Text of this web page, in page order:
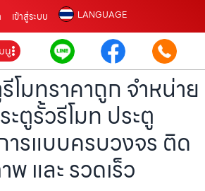
เข้าสู่ระบบ LANGUAGE
นู
โมทราคาถูก จำหน่าย
ตูรั้วรีโมท ประตู
รแบบครบวงจร ติด
และ รวดเร็ว